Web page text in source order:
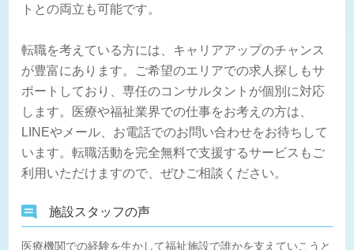
トとの両立も可能です。
転職を考えている方には、キャリアアップのチャンス
が豊富にあります。ご希望のエリアでの求人探しもサ
ポートしており、専任のコンサルタントが個別に対応
します。医療や福祉業界での仕事をお考えの方は、
LINEやメール、お電話でのお問い合わせをお待ちして
います。転職活動を完全無料で支援するサービスもご
利用いただけますので、ぜひご相談ください。
施設スタッフの声
医療機関での経験を生かして福祉施設で誰かを支えていこうと